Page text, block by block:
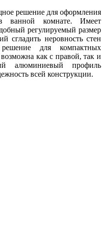
решение для оформления
комнате. Имеет
регулируемый размер
сгладить неровность стен
для компактных
как с правой, так и
алюминиевый профиль
всей конструкции.